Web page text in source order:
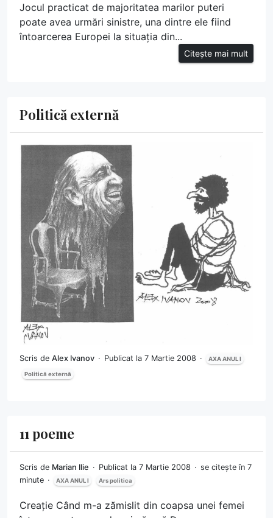
Jocul practicat de majoritatea marilor puteri
poate avea urmări sinistre, una dintre ele fiind
întoarcerea Europei la situația din...
Citește mai mult
Politică externă
Scris de Alex Ivanov Publicat la 7 Martie 2008 AXA ANUL I
Politică externă
11 poeme
Scris de Marian Ilie Publicat la 7 Martie 2008
se citește în 7
minute
AXA ANUL I Ars politica
Creație Când m-a zămislit din coapsa unei femei